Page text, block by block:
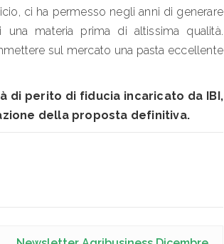
ci ha permesso negli anni di generare
materia prima di altissima qualità.
sul mercato una pasta eccellente
di perito di fiducia incaricato da IBI,
della proposta definitiva.